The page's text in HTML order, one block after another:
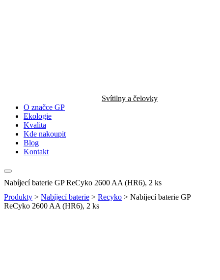
Svítilny a čelovky
O značce GP
Ekologie
Kvalita
Kde nakoupit
Blog
Kontakt
Nabíjecí baterie GP ReCyko 2600 AA (HR6), 2 ks
Produkty > Nabíjecí baterie > Recyko > Nabíjecí baterie GP
ReCyko 2600 AA (HR6), 2 ks